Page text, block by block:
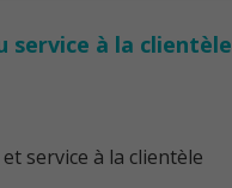
service à la clientèle
service à la clientèle